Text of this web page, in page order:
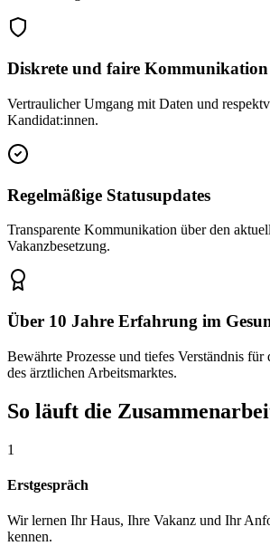
Diskrete und faire Kommunikation
Vertraulicher Umgang mit Daten und
Kandidat:innen.
Regelmäßige Statusupdates
Transparente Kommunikation über den
Vakanzbesetzung.
Über 10 Jahre Erfahrung im
Bewährte Prozesse und tiefes Verständnis für
des ärztlichen Arbeitsmarktes.
So läuft die
1
Erstgespräch
Wir lernen Ihr Haus, Ihre Vakanz und Ihr
kennen.